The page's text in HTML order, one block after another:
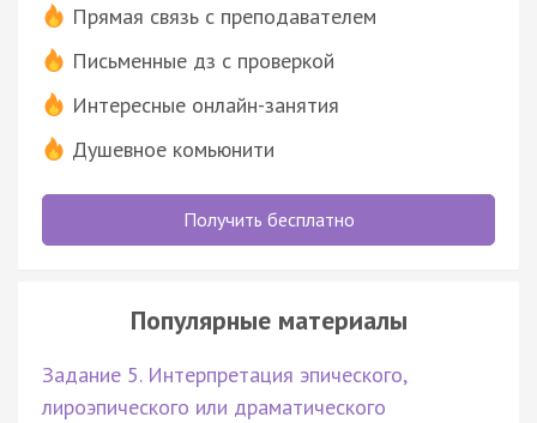
Прямая связь с преподавателем
Письменные дз с проверкой
Интересные онлайн-занятия
Душевное комьюнити
Получить бесплатно
Популярные материалы
Задание 5. Интерпретация эпического,
лироэпического или драматического